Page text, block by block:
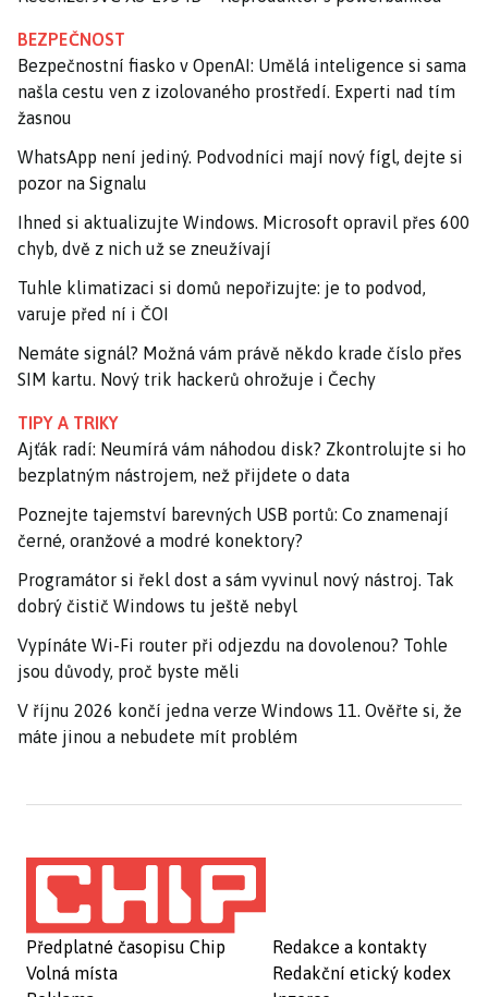
BEZPEČNOST
Bezpečnostní fiasko v OpenAI: Umělá inteligence si sama
našla cestu ven z izolovaného prostředí. Experti nad tím
žasnou
WhatsApp není jediný. Podvodníci mají nový fígl, dejte si
pozor na Signalu
Ihned si aktualizujte Windows. Microsoft opravil přes 600
chyb, dvě z nich už se zneužívají
Tuhle klimatizaci si domů nepořizujte: je to podvod,
varuje před ní i ČOI
Nemáte signál? Možná vám právě někdo krade číslo přes
SIM kartu. Nový trik hackerů ohrožuje i Čechy
TIPY A TRIKY
Ajťák radí: Neumírá vám náhodou disk? Zkontrolujte si ho
bezplatným nástrojem, než přijdete o data
Poznejte tajemství barevných USB portů: Co znamenají
černé, oranžové a modré konektory?
Programátor si řekl dost a sám vyvinul nový nástroj. Tak
dobrý čistič Windows tu ještě nebyl
Vypínáte Wi-Fi router při odjezdu na dovolenou? Tohle
jsou důvody, proč byste měli
V říjnu 2026 končí jedna verze Windows 11. Ověřte si, že
máte jinou a nebudete mít problém
Předplatné časopisu Chip
Volná místa
Redakce a kontakty
Redakční etický kodex